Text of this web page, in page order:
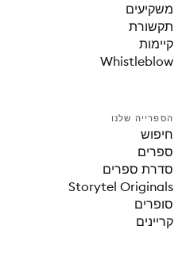
משקיעים
תקשורת
קיימות
Whistleblow
הספרייה שלנו
חיפוש
ספרים
סדרת ספרים
Storytel Originals
סופרים
קריינים